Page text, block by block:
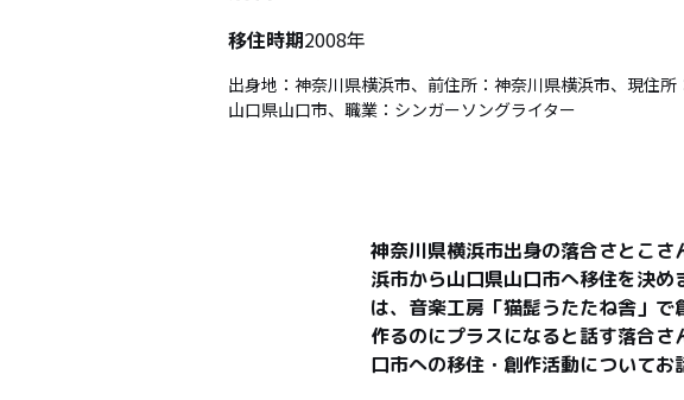
移住時期2008年
出身地：神奈川県横浜市、前住所：神奈川県横浜市、現住所
山口県山口市、職業：シンガーソングライター
神奈川県横浜市出身の落合さとこ
浜市から山口県山口市へ移住を決
は、音楽工房「猫髭うたたね舎」
作るのにプラスになると話す落合
口市への移住・創作活動についてお